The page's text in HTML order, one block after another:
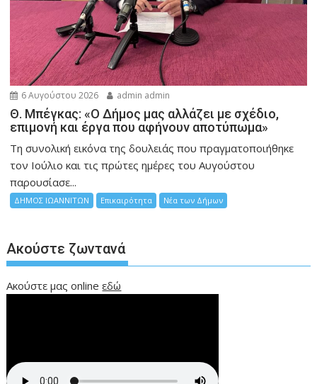
6 Αυγούστου 2026 admin admin
Θ. Μπέγκας: «Ο Δήμος μας αλλάζει με σχέδιο,
επιμονή και έργα που αφήνουν αποτύπωμα»
Τη συνολική εικόνα της δουλειάς που πραγματοποιήθηκε
τον Ιούλιο και τις πρώτες ημέρες του Αυγούστου
παρουσίασε...
ΔΗΜΟΣ ΙΩΑΝΝΙΤΩΝ Επικαιρότητα Νέα των Δήμων
Ακούστε ζωντανά
Ακούστε μας onlineεδώ